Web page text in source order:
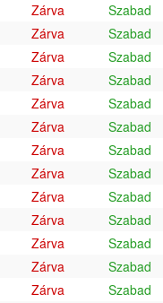
Zárva
Szabad
Zárva
Szabad
Zárva
Szabad
Zárva
Szabad
Zárva
Szabad
Zárva
Szabad
Zárva
Szabad
Zárva
Szabad
Zárva
Szabad
Zárva
Szabad
Zárva
Szabad
Zárva
Szabad
Zárva Szabad